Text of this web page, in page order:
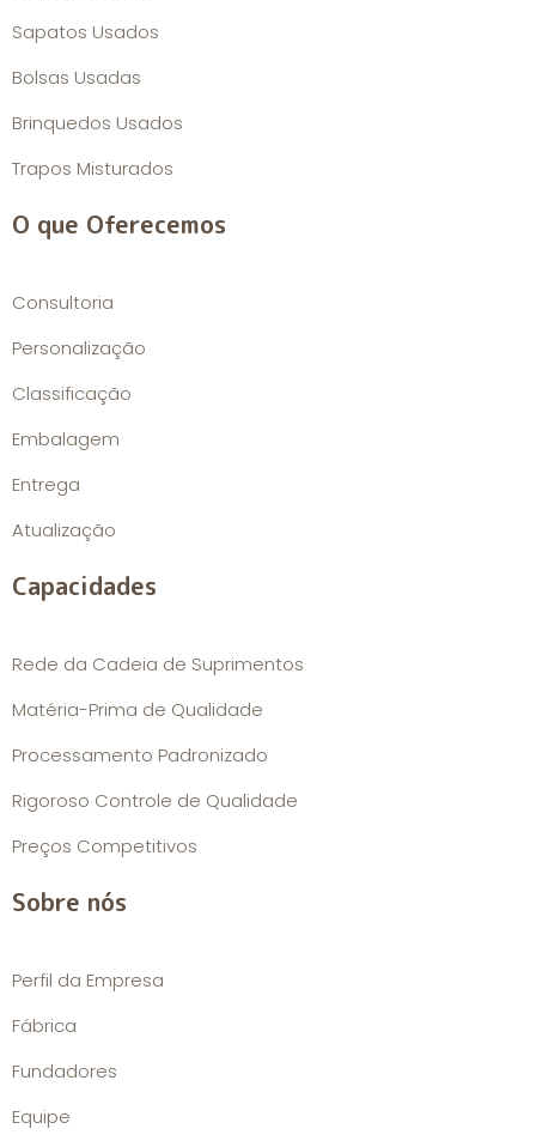
Sapatos Usados
Bolsas Usadas
Brinquedos Usados
Trapos Misturados
O que Oferecemos
Consultoria
Personalização
Classificação
Embalagem
Entrega
Atualização
Capacidades
Rede da Cadeia de Suprimentos
Matéria-Prima de Qualidade
Processamento Padronizado
Rigoroso Controle de Qualidade
Preços Competitivos
Sobre nós
Perfil da Empresa
Fábrica
Fundadores
Equipe